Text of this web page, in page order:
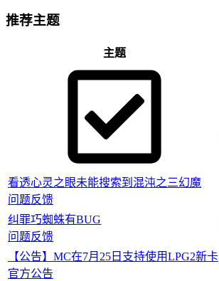
推荐主题
主题
看透心灵之眼未能搜索到混沌之三幻魔
问题反馈
纠罪巧蜘蛛有BUG
问题反馈
【公告】MC在7月25日支持使用LPG2新卡
官方公告